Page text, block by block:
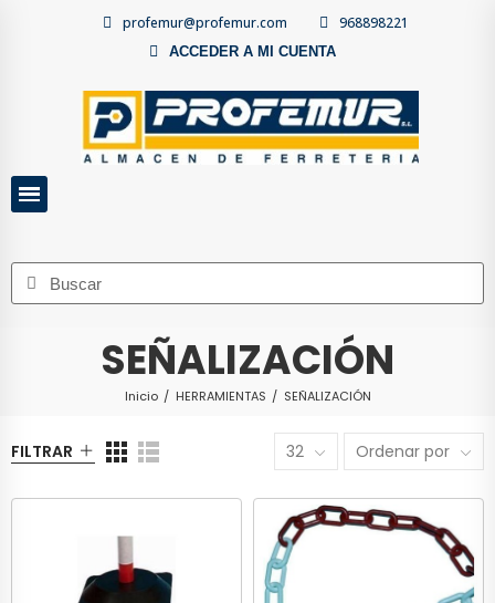
profemur@profemur.com 968898221
ACCEDER A MI CUENTA
SEÑALIZACIÓN
Inicio HERRAMIENTAS SEÑALIZACIÓN
FILTRAR 32 Ordenar por